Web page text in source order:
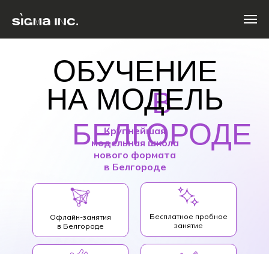
Бесплатное пробное
занятие
В
БЕЛГОРОДЕ
ОБУЧЕНИЕ
НА МОДЕЛЬ
Офлайн-занятия
в Белгороде
Крупнейшая
модельная школа
нового формата
в Белгороде